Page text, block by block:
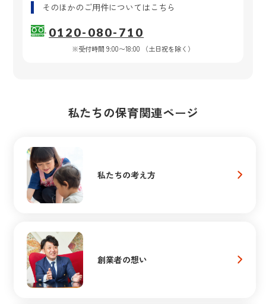
そのほかのご用件についてはこちら
0120-080-710
※受付時間 9:00〜18:00 （土日祝を除く）
私たちの保育関連ページ
私たちの考え方
創業者の想い